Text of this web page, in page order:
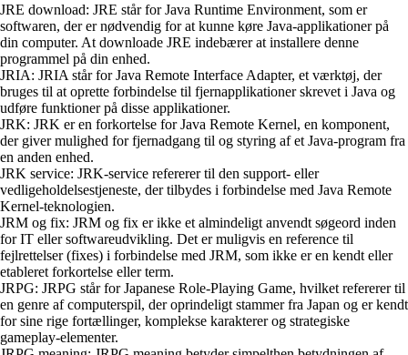
JRE download: JRE står for Java Runtime Environment, som er
softwaren, der er nødvendig for at kunne køre Java-applikationer på
din computer. At downloade JRE indebærer at installere denne
programmel på din enhed.
JRIA: JRIA står for Java Remote Interface Adapter, et værktøj, der
bruges til at oprette forbindelse til fjernapplikationer skrevet i Java og
udføre funktioner på disse applikationer.
JRK: JRK er en forkortelse for Java Remote Kernel, en komponent,
der giver mulighed for fjernadgang til og styring af et Java-program fra
en anden enhed.
JRK service: JRK-service refererer til den support- eller
vedligeholdelsestjeneste, der tilbydes i forbindelse med Java Remote
Kernel-teknologien.
JRM og fix: JRM og fix er ikke et almindeligt anvendt søgeord inden
for IT eller softwareudvikling. Det er muligvis en reference til
fejlrettelser (fixes) i forbindelse med JRM, som ikke er en kendt eller
etableret forkortelse eller term.
JRPG: JRPG står for Japanese Role-Playing Game, hvilket refererer til
en genre af computerspil, der oprindeligt stammer fra Japan og er kendt
for sine rige fortællinger, komplekse karakterer og strategiske
gameplay-elementer.